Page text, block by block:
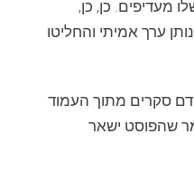
מעדיפים. כן, כן,
ערך אמיתי והחליטו
סקרים מתוך העמוד
שהפוסט ישאר